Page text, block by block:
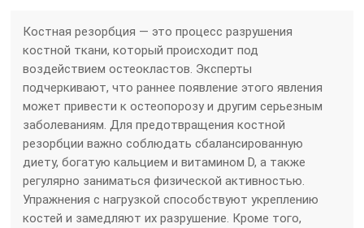
Костная резорбция — это процесс разрушения
костной ткани, который происходит под
воздействием остеокластов. Эксперты
подчеркивают, что раннее появление этого явления
может привести к остеопорозу и другим серьезным
заболеваниям. Для предотвращения костной
резорбции важно соблюдать сбалансированную
диету, богатую кальцием и витамином D, а также
регулярно заниматься физической активностью.
Упражнения с нагрузкой способствуют укреплению
костей и замедляют их разрушение. Кроме того,